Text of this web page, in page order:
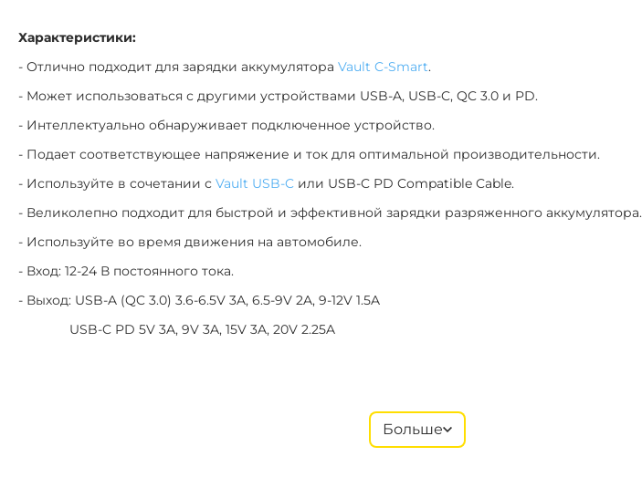
Характеристики:
- Отлично подходит для зарядки аккумулятора Vault C-Smart.
- Может использоваться с другими устройствами USB-A, USB-C, QC 3.0 и PD.
- Интеллектуально обнаруживает подключенное устройство.
- Подает соответствующее напряжение и ток для оптимальной производительности.
- Используйте в сочетании с Vault USB-C или USB-C PD Compatible Cable.
- Великолепно подходит для быстрой и эффективной зарядки разряженного аккумулятора.
- Используйте во время движения на автомобиле.
- Вход: 12-24 В постоянного тока.
- Выход: USB-A (QC 3.0) 3.6-6.5V 3A, 6.5-9V 2A, 9-12V 1.5A
USB-C PD 5V 3A, 9V 3A, 15V 3A, 20V 2.25A
Больше